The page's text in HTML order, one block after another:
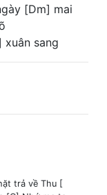
[Dm] mai
sang
trả về Thu [